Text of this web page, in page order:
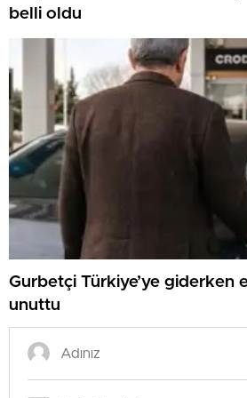
belli oldu
Gurbetçi Türkiye’ye giderken
unuttu